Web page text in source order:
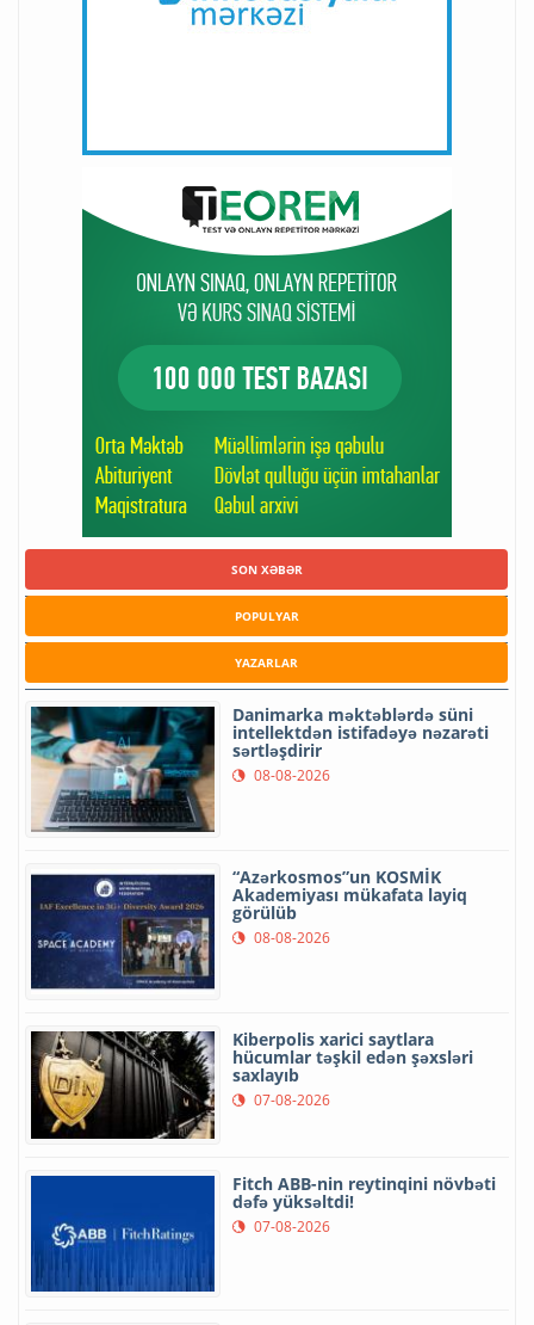
SON XƏBƏR
POPULYAR
YAZARLAR
Danimarka məktəblərdə süni
intellektdən istifadəyə nəzarəti
sərtləşdirir
08-08-2026
“Azərkosmos”un KOSMİK
Akademiyası mükafata layiq
görülüb
08-08-2026
Kiberpolis xarici saytlara
hücumlar təşkil edən şəxsləri
saxlayıb
07-08-2026
Fitch ABB-nin reytinqini növbəti
dəfə yüksəltdi!
07-08-2026